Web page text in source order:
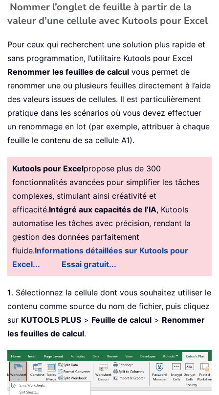
Nommer l’onglet de feuille à partir de la
valeur d’une cellule avec Kutools pour Excel
Pour ceux qui recherchent une solution plus rapide et
sans programmation, l’utilitaire Kutools pour Excel
Renommer les feuilles de calcul vous permet de
renommer une ou plusieurs feuilles directement à l’aide
des valeurs issues de cellules. Il est particulièrement
pratique dans les scénarios où vous devez effectuer
un renommage en lot (par exemple, attribuer à chaque
feuille le contenu de sa cellule A1).
Kutools pour Excelpropose plus de 300
fonctionnalités avancées pour simplifier les tâches
complexes, stimulant ainsi créativité et
efficacité.Intégré aux capacités de l’IA, Kutools
automatise les tâches avec précision, rendant la
gestion des données parfaitement
fluide.Informations détaillées sur Kutools pour
Excel...
Essai gratuit...
1. Sélectionnez la cellule dont vous souhaitez utiliser le
contenu comme source du nom de fichier, puis cliquez
sur KUTOOLS PLUS > Feuille de calcul > Renommer
les feuilles de calcul.